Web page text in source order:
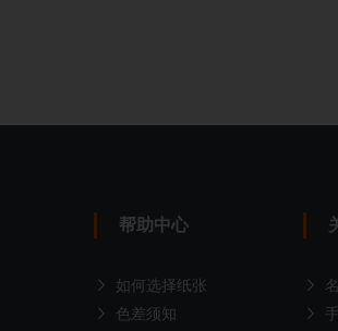
帮助中心
如何选择纸张
色差须知